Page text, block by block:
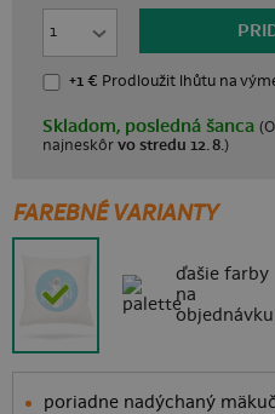
+1 € Prodloužit lhůtuna
Skladom, posledná šanca
najneskôrvo stredu 12. 8.)
FAREBNÉ VARIANTY
ďašie farby
na
objednávku
poriadne nadýchaný